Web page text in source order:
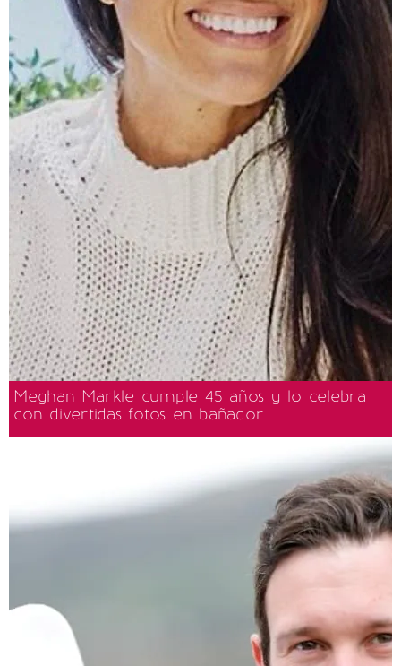
Meghan Markle cumple 45 años y lo celebra
con divertidas fotos en bañador